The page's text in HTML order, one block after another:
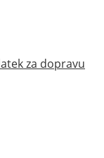
za dopravu